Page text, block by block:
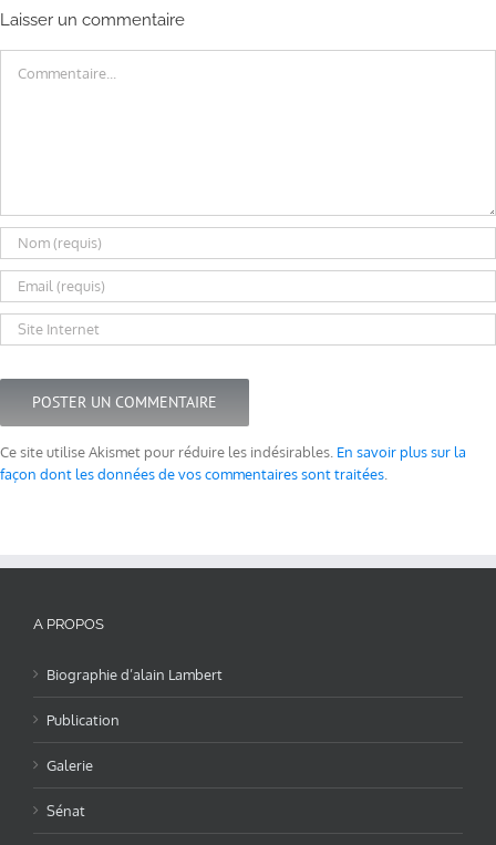
Laisser un commentaire
Ce site utilise Akismet pour réduire les indésirables. En savoir plus sur la
façon dont les données de vos commentaires sont traitées
A PROPOS
Biographie d’alain Lambert
Publication
Galerie
Sénat